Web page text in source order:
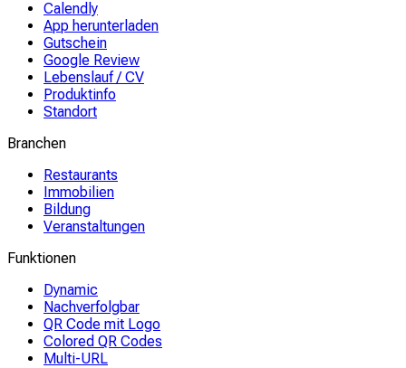
Calendly
App herunterladen
Gutschein
Google Review
Lebenslauf / CV
Produktinfo
Standort
Branchen
Restaurants
Immobilien
Bildung
Veranstaltungen
Funktionen
Dynamic
Nachverfolgbar
QR Code mit Logo
Colored QR Codes
Multi-URL